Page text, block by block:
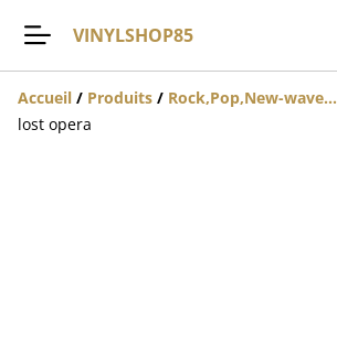
VINYLSHOP85
Accueil / Produits / Rock,Pop,New-wave...
lost opera